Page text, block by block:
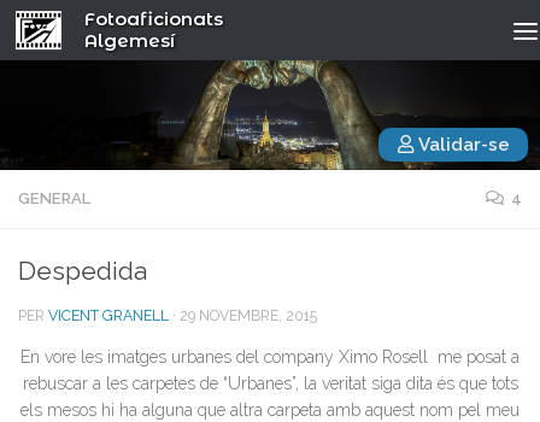
Fotoaficionats
Algemesí
Validar-se
GENERAL 4
Despedida
PER VICENT GRANELL · 29 NOVEMBRE, 2015
En vore les imatges urbanes del company Ximo Rosell me posat a
rebuscar a les carpetes de “Urbanes”, la veritat siga dita és que tots
els mesos hi ha alguna que altra carpeta amb aquest nom pel meu